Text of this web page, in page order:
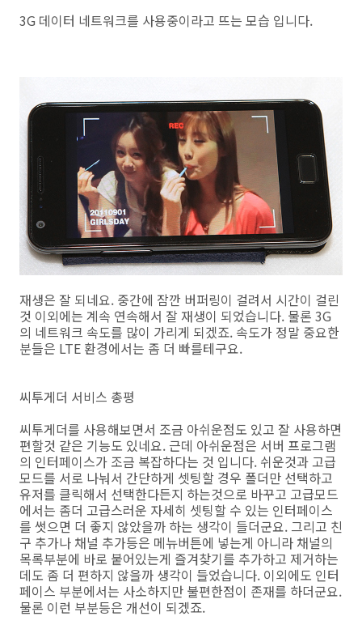
3G 데이터 네트워크를 사용중이라고 뜨는 모습 입니다.
재생은 잘 되네요. 중간에 잠깐 버퍼링이 걸려서 시간이 걸린
것 이외에는 계속 연속해서 잘 재생이 되었습니다. 물론 3G
의 네트워크 속도를 많이 가리게 되겠죠. 속도가 정말 중요한
분들은 LTE 환경에서는 좀 더 빠를테구요.
씨투게더 서비스 총평
씨투게더를 사용해보면서 조금 아쉬운점도 있고 잘 사용하면
편할것 같은 기능도 있네요. 근데 아쉬운점은 서버 프로그램
의 인터페이스가 조금 복잡하다는 것 입니다. 쉬운것과 고급
모드를 서로 나눠서 간단하게 셋팅할 경우 폴더만 선택하고
유저를 클릭해서 선택한다든지 하는것으로 바꾸고 고급모드
에서는 좀더 고급스러운 자세히 셋팅할 수 있는 인터페이스
를 썻으면 더 좋지 않았을까 하는 생각이 들더군요. 그리고 친
구 추가나 채널 추가등은 메뉴버튼에 넣는게 아니라 채널의
목록부분에 바로 붙어있는게 즐겨찾기를 추가하고 제거하는
데도 좀 더 편하지 않을까 생각이 들었습니다. 이외에도 인터
페이스 부분에서는 사소하지만 불편한점이 존재를 하더군요.
물론 이런 부분등은 개선이 되겠죠.